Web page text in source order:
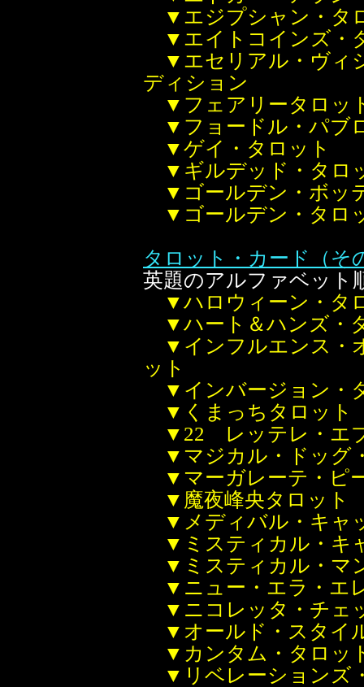
▼エジプシャン・タ
▼エイトコインズ・
▼エセリアル・ヴィ
ディション
▼フェアリータロッ
▼フョードル・パブ
▼ゲイ・タロット
▼ギルデッド・タロ
▼ゴールデン・ボッ
▼ゴールデン・タロ
タロット・カード（そ
英題のアルファベット
▼ハロウィーン・タ
▼ハート＆ハンズ・
▼インフルエンス・
ット
▼インバージョン・
▼くまっちタロット
▼22 レッテレ・エ
▼マジカル・ドッグ
▼マーガレーテ・ピ
▼魔夜峰央タロット
▼メディバル・キャ
▼ミスティカル・キ
▼ミスティカル・マ
▼ニュー・エラ・エ
▼ニコレッタ・チェ
▼オールド・スタイ
▼カンタム・タロッ
▼リベレーションズ